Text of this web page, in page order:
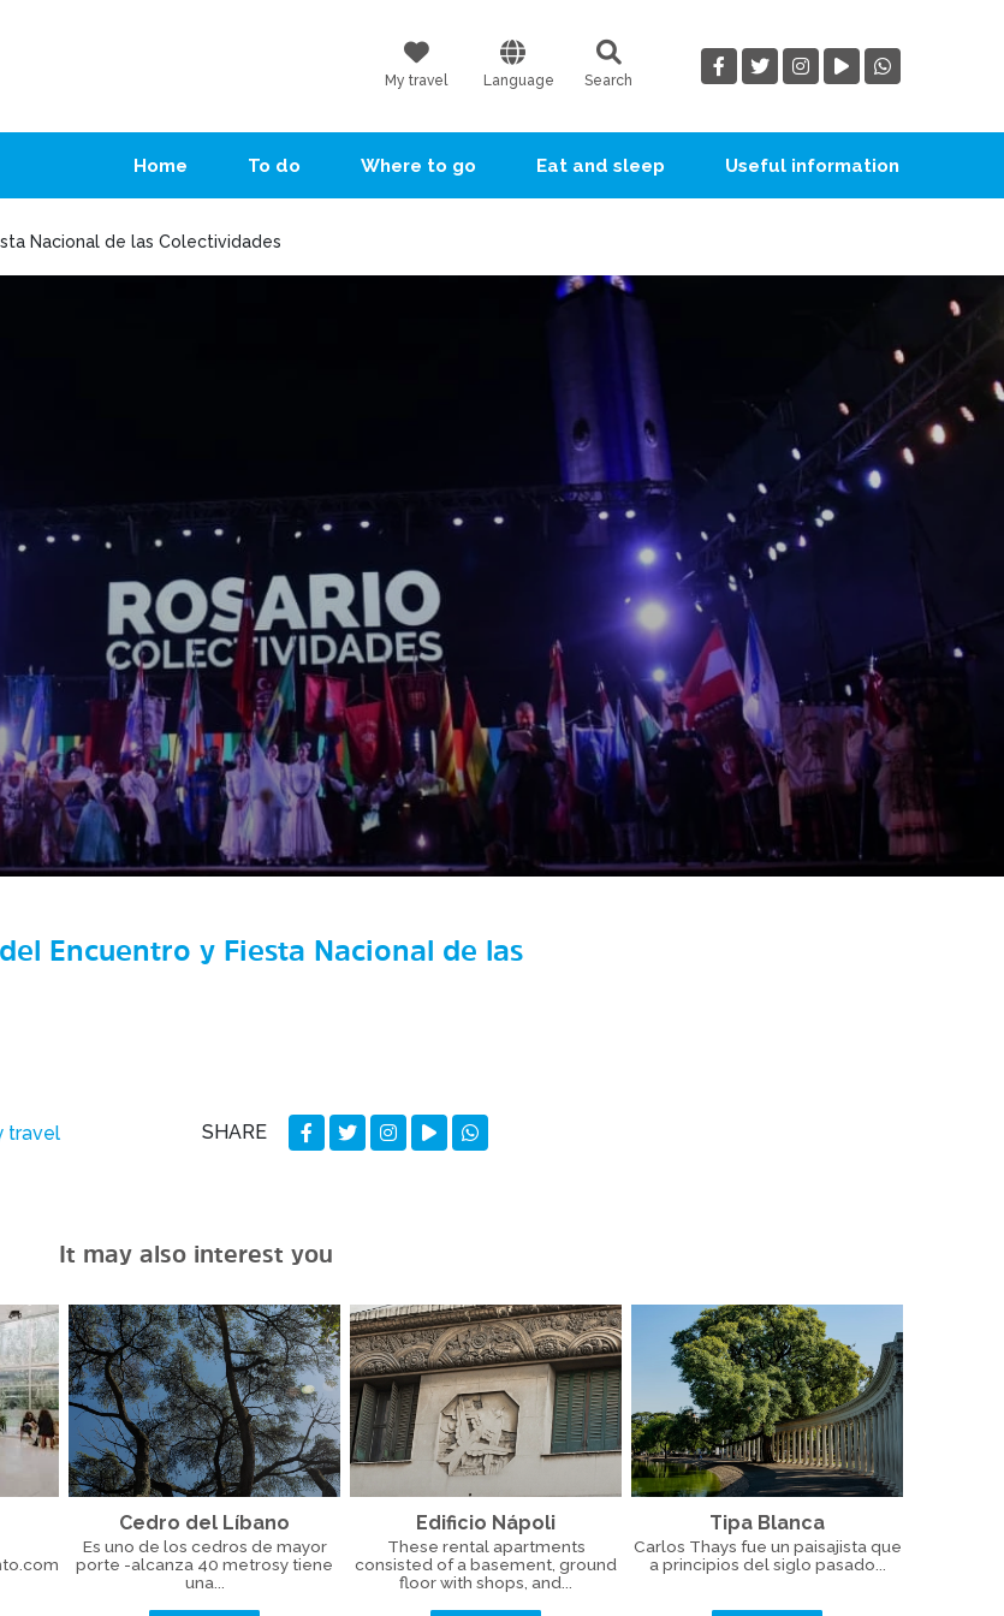
My travel Language Search
Home To do Where to go Eat and sleep Useful information
Nacional de las Colectividades
Encuentro y Fiesta Nacional de las
travel SHARE
It may also interest you
Cedro del Líbano
Es uno de los cedros de mayor
porte -alcanza 40 metrosy tiene
una...
Edificio Nápoli
These rental apartments
consisted of a basement, ground
floor with shops, and...
Tipa Blanca
Carlos Thays fue un paisajista que
a principios del siglo pasado...